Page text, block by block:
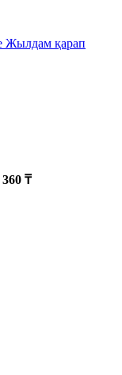
Жылдам қарап
360 ₸